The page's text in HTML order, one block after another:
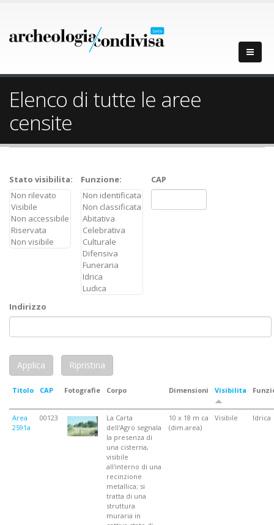
Elenco di tutte le aree
censite
Stato visibilita: Funzione: CAP
Indirizzo
Titolo CAP Fotografie Corpo Dimensioni Visibilita
Area
2591a
00123
La Carta
dell'Agro segnala
la presenza di
una cisterna,
visibile
all'interno di una
recinzione
metallica; si
tratta di una
struttura
muraria in
10 x 18 m ca
(dim.area)
Visibile Idrica